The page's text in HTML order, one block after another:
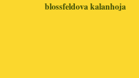
blossfeldova kalanhoja